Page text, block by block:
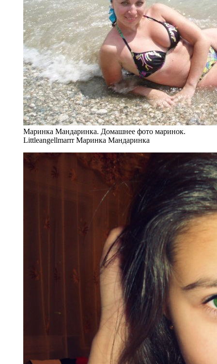
Маринка Мандаринка. Домашнее фото маринок.
Littleangellmarrr Маринка Мандаринка